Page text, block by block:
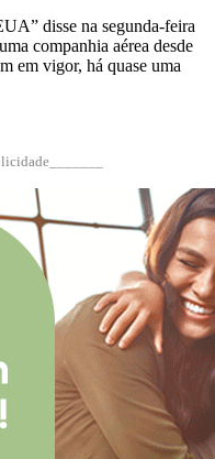
disse na segunda-feira
companhia aérea desde
em vigor, há quase uma